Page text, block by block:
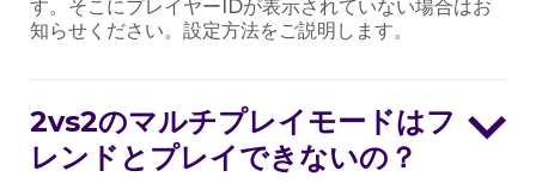
す。そこにプレイヤーIDが表示されていない場合はお
知らせください。設定方法をご説明します。
2vs2のマルチプレイモードはフ
レンドとプレイできないの？